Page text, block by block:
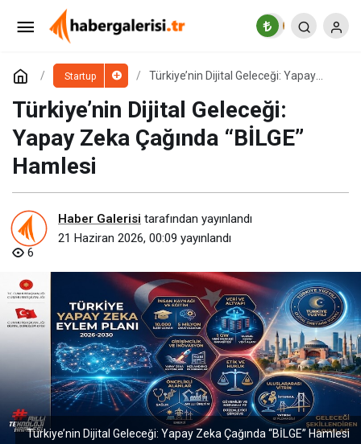
Startup
Türkiye’nin Dijital Geleceği: Yapay
Türkiye’nin Dijital Geleceği:
Yapay Zeka Çağında “BİLGE”
Hamlesi
Haber Galerisi tarafından yayınlandı
21 Haziran 2026, 00:09 yayınlandı
6
Türkiye’nin Dijital Geleceği: Yapay Zeka Çağında “BİLGE” Hamlesi
Before Friday Etkinliği İçin Geri Sayım!
Yorum Yap